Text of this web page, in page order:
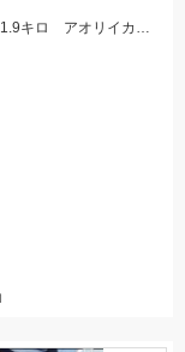
田子沖堤防 アオリイカヤエン釣行 スタッフ菊間 1.9キロ アオリイカ釣れました！ 渡船は万集丸さんにお願いしました。